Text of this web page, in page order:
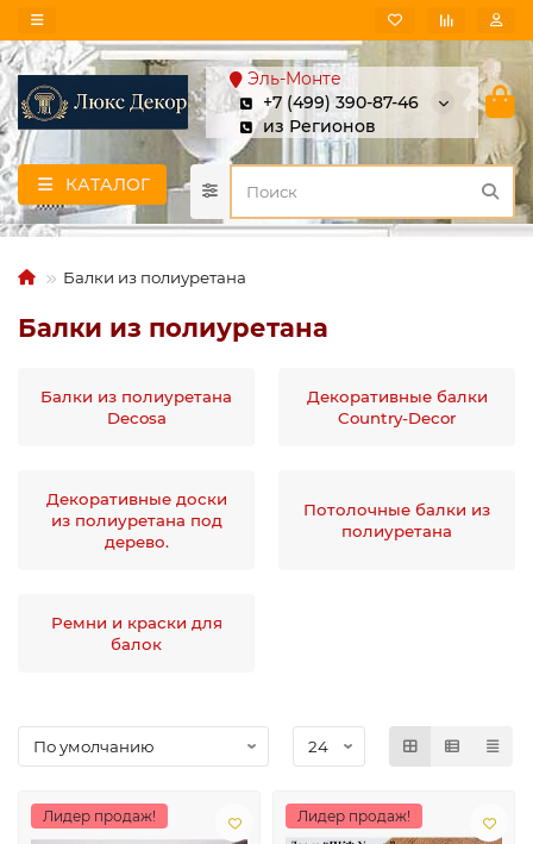
Эль-Монте
+7 (499) 390-87-46
из Регионов
КАТАЛОГ
Балки из полиуретана
Балки из полиуретана
Балки из полиуретана
Decosa
Декоративные балки
Country-Decor
Декоративные доски
из полиуретана под
дерево.
Потолочные балки из
полиуретана
Ремни и краски для
балок
Лидер продаж! Лидер продаж!